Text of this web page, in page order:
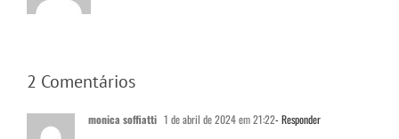
2 Comentários
monica soffiatti 1 de abril de 2024 em 21:22- Responder